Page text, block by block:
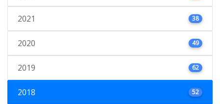
2021 38
2020 49
2019 62
2018 52